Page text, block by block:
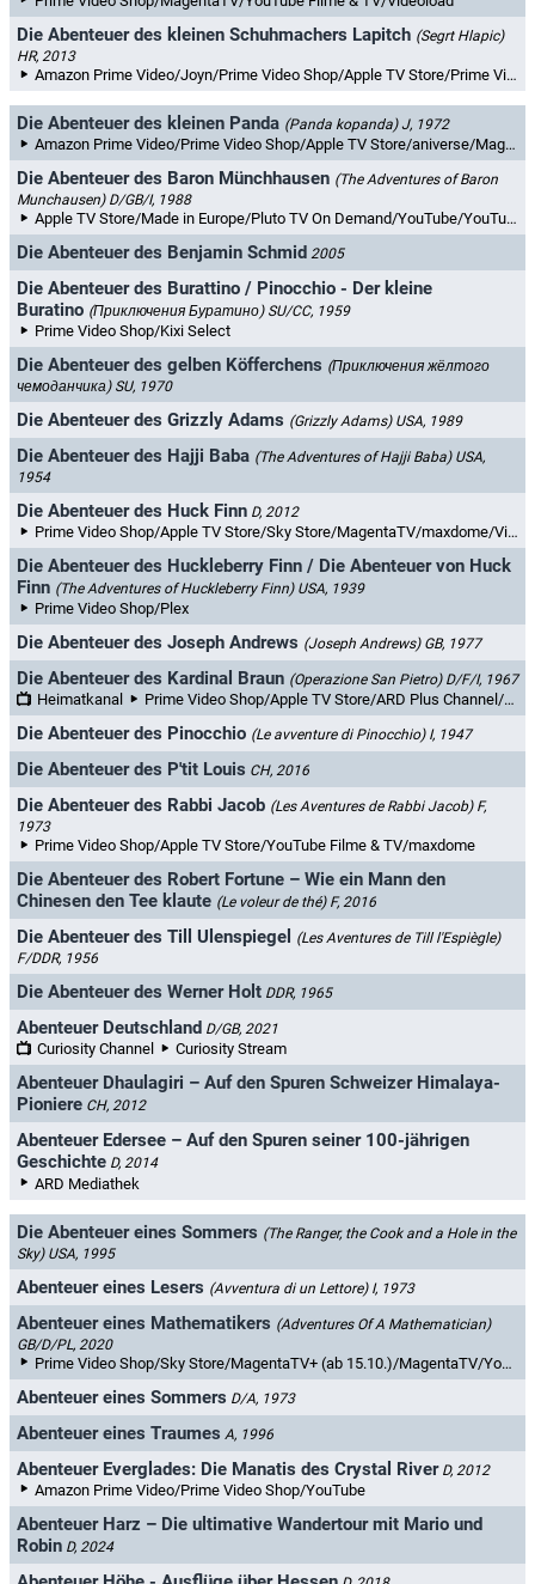
Die Abenteuer des kleinen Schuhmachers Lapitch (Segrt Hlapic)
HR, 2013
Amazon Prime Video/Joyn/Prime Video Shop/Apple TV Store/Prime Video Kostenlos/Kixi Select/MagentaTV/YouTube/YouTube Filme & TV/maxdome/Videoload/Netzkino/Rakuten TV
Die Abenteuer des kleinen Panda (Panda kopanda) J, 1972
Amazon Prime Video/Prime Video Shop/Apple TV Store/aniverse/MagentaTV/Videoload/Rakuten TV
Die Abenteuer des Baron Münchhausen (The Adventures of Baron
Munchausen) D/GB/I, 1988
Apple TV Store/Made in Europe/Pluto TV On Demand/YouTube/YouTube Filme & TV
Die Abenteuer des Benjamin Schmid 2005
Die Abenteuer des Burattino / Pinocchio - Der kleine
Buratino (Приключения Буратино) SU/CC, 1959
Prime Video Shop/Kixi Select
Die Abenteuer des gelben Köfferchens (Приключения жёлтого
чемоданчика) SU, 1970
Die Abenteuer des Grizzly Adams (Grizzly Adams) USA, 1989
Die Abenteuer des Hajji Baba (The Adventures of Hajji Baba) USA,
1954
Die Abenteuer des Huck Finn D, 2012
Prime Video Shop/Apple TV Store/Sky Store/MagentaTV/maxdome/Videoload/filmfriend/Chili/Rakuten TV
Die Abenteuer des Huckleberry Finn / Die Abenteuer von Huck
Finn (The Adventures of Huckleberry Finn) USA, 1939
Prime Video Shop/Plex
Die Abenteuer des Joseph Andrews (Joseph Andrews) GB, 1977
Die Abenteuer des Kardinal Braun (Operazione San Pietro) D/F/I, 1967
Heimatkanal Prime Video Shop/Apple TV Store/ARD Plus Channel/ARD Plus/MagentaTV+/YouTube Filme & TV
Die Abenteuer des Pinocchio (Le avventure di Pinocchio) I, 1947
Die Abenteuer des P'tit Louis CH, 2016
Die Abenteuer des Rabbi Jacob (Les Aventures de Rabbi Jacob) F,
1973
Prime Video Shop/Apple TV Store/YouTube Filme & TV/maxdome
Die Abenteuer des Robert Fortune – Wie ein Mann den
Chinesen den Tee klaute (Le voleur de thé) F, 2016
Die Abenteuer des Till Ulenspiegel
(Les Aventures de Till l'Espiègle)
F/DDR, 1956
Die Abenteuer des Werner Holt DDR, 1965
Abenteuer Deutschland D/GB, 2021
Curiosity Channel Curiosity Stream
Abenteuer Dhaulagiri – Auf den Spuren Schweizer Himalaya-
Pioniere CH, 2012
Abenteuer Edersee – Auf den Spuren seiner 100-jährigen
Geschichte D, 2014
ARD Mediathek
Die Abenteuer eines Sommers (The Ranger, the Cook and a Hole in the
Sky) USA, 1995
Abenteuer eines Lesers (Avventura di un Lettore) I, 1973
Abenteuer eines Mathematikers (Adventures Of A Mathematician)
GB/D/PL, 2020
Prime Video Shop/Sky Store/MagentaTV+ (ab 15.10.)/MagentaTV/YouTube Filme & TV/maxdome/Videoload
Abenteuer eines Sommers D/A, 1973
Abenteuer eines Traumes A, 1996
Abenteuer Everglades: Die Manatis des Crystal River D, 2012
Amazon Prime Video/Prime Video Shop/YouTube
Abenteuer Harz – Die ultimative Wandertour mit Mario und
Robin D, 2024